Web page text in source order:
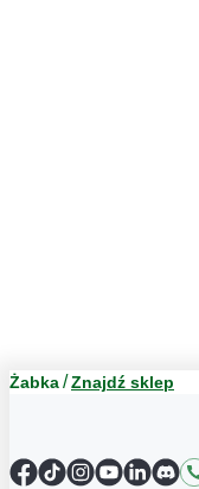
Żabka Znajdź sklep
Facebook
TikTokInstagram
YouTube